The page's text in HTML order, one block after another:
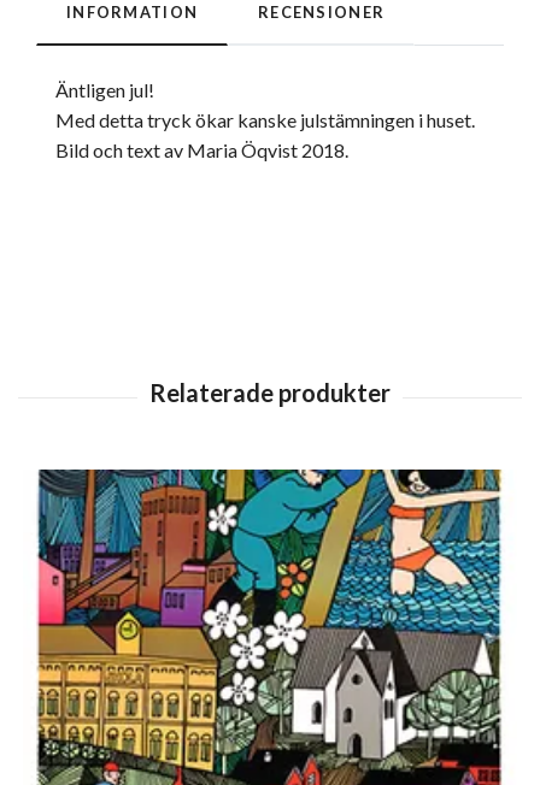
INFORMATION RECENSIONER
Äntligen jul!
Med detta tryck ökar kanske julstämningen i huset.
Bild och text av Maria Öqvist 2018.